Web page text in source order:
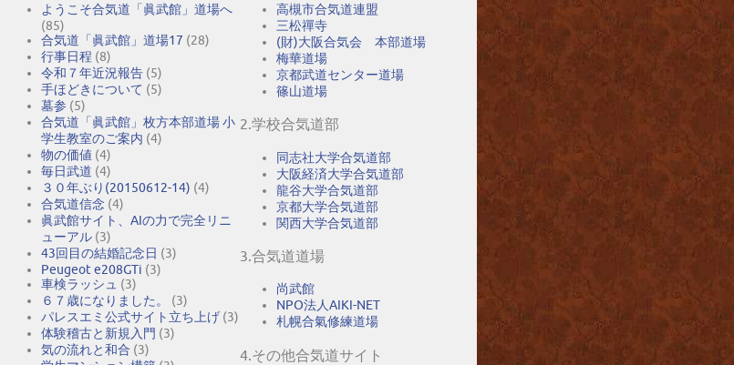
ようこそ合気道「眞武館」道場へ
(85)
合気道「眞武館」道場17 (28)
行事日程 (8)
令和７年近況報告 (5)
手ほどきについて (5)
墓参 (5)
合気道「眞武館」枚方本部道場 小
学生教室のご案内 (4)
物の価値 (4)
毎日武道 (4)
３０年ぶり(20150612-14) (4)
合気道信念 (4)
眞武館サイト、AIの力で完全リニ
ューアル (3)
43回目の結婚記念日 (3)
Peugeot e208GTi (3)
車検ラッシュ (3)
６７歳になりました。
(3)
パレスエミ公式サイト立ち上げ (3)
体験稽古と新規入門 (3)
気の流れと和合 (3)
高槻市合気道連盟
三松禪寺
(財)大阪合気会 本部道場
梅華道場
京都武道センター道場
篠山道場
2.学校合気道部
同志社大学合気道部
大阪経済大学合気道部
龍谷大学合気道部
京都大学合気道部
関西大学合気道部
3.合気道道場
尚武館
NPO法人AIKI-NET
札幌合氣修練道場
4.その他合気道サイト